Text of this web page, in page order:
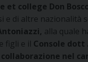
et college Don
e di altre nazionalità
alla quale
figli e il Console dott
nel